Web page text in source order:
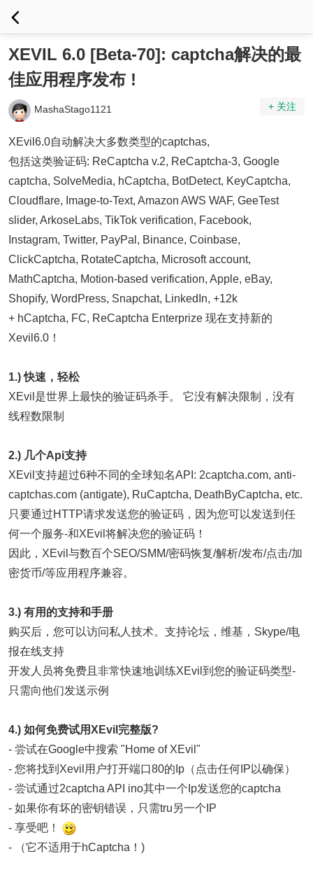
XEVIL 6.0 [Beta-70]: captcha解决的最
佳应用程序发布 !
MashaStago1121 + 关注
XEvil6.0自动解决大多数类型的captchas,
包括这类验证码: ReCaptcha v.2, ReCaptcha-3, Google
captcha, SolveMedia, hCaptcha, BotDetect, KeyCaptcha,
Cloudflare, Image-to-Text, Amazon AWS WAF, GeeTest
slider, ArkoseLabs, TikTok verification, Facebook,
Instagram, Twitter, PayPal, Binance, Coinbase,
ClickCaptcha, RotateCaptcha, Microsoft account,
MathCaptcha, Motion-based verification, Apple, eBay,
Shopify, WordPress, Snapchat, LinkedIn, +12k
+ hCaptcha, FC, ReCaptcha Enterprize 现在支持新的
Xevil6.0！
1.) 快速，轻松
XEvil是世界上最快的验证码杀手。 它没有解决限制，没有
线程数限制
2.) 几个Api支持
XEvil支持超过6种不同的全球知名API: 2captcha.com, anti-
captchas.com (antigate), RuCaptcha, DeathByCaptcha, etc.
只要通过HTTP请求发送您的验证码，因为您可以发送到任
何一个服务-和XEvil将解决您的验证码！
因此，XEvil与数百个SEO/SMM/密码恢复/解析/发布/点击/加
密货币/等应用程序兼容。
3.) 有用的支持和手册
购买后，您可以访问私人技术。支持论坛，维基，Skype/电
报在线支持
开发人员将免费且非常快速地训练XEvil到您的验证码类型-
只需向他们发送示例
4.) 如何免费试用XEvil完整版?
- 尝试在Google中搜索 "Home of XEvil"
- 您将找到Xevil用户打开端口80的Ip（点击任何IP以确保）
- 尝试通过2captcha API ino其中一个Ip发送您的captcha
- 如果你有坏的密钥错误，只需tru另一个IP
- 享受吧！
- （它不适用于hCaptcha！)